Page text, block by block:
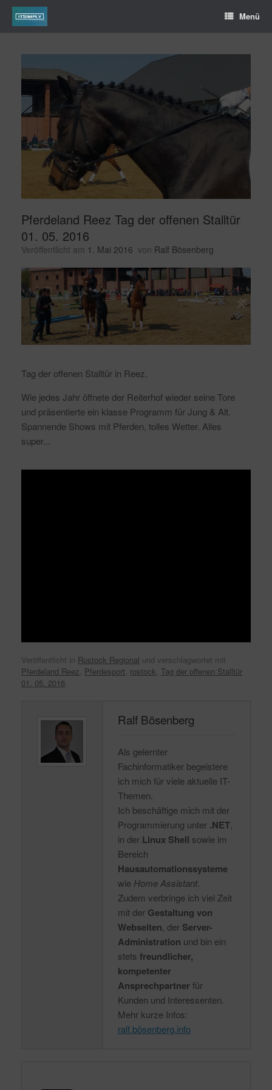
Menü
Pferdeland Reez Tag der offenen Stalltür
01. 05. 2016
Veröffentlicht am 1. Mai 2016 von Ralf Bösenberg
Tag der offenen Stalltür in Reez.
Wie jedes Jahr öffnete der Reiterhof wieder seine Tore
und präsentierte ein klasse Programm für Jung & Alt.
Spannende Shows mit Pferden, tolles Wetter. Alles
super...
Veröffentlicht in Rostock Regional und verschlagwortet mit
Pferdeland Reez, Pferdesport, rostock, Tag der offenen Stalltür
01. 05. 2016.
Ralf Bösenberg
Als gelernter
Fachinformatiker begeistere
ich mich für viele aktuelle IT-
Themen.
Ich beschäftige mich mit der
Programmierung unter .NET
in der Linux Shell sowie im
Bereich
Hausautomationssysteme
wie Home Assistant.
Zudem verbringe ich viel Zeit
mit der Gestaltung von
Webseiten , der Server-
Administration und bin ein
stets freundlicher,
kompetenter
Ansprechpartnerfür
Kunden und Interessenten.
Mehr kurze Infos:
ralf.bösenberg.info